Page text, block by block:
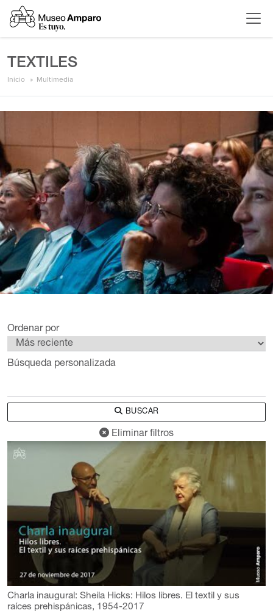
TEXTILES
Inicio Multimedia
Ordenar por
Búsqueda personalizada
BUSCAR
Eliminar filtros
Charla inaugural: Sheila Hicks: Hilos libres. El textil y sus
raíces prehispánicas, 1954-2017